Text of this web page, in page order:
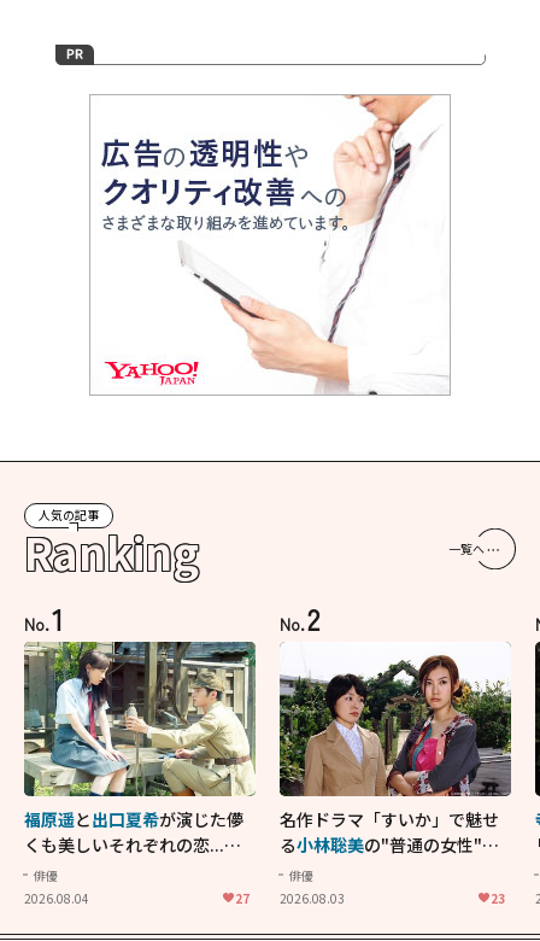
人気の記事
Ranking 一覧へ
No.1
福原遥と出口夏希が演じた儚
くも美しいそれぞれの恋...生
きることの尊さを教えてくれ
た映画「あの花が咲く丘で、
俳優
2026.08.04
27
No.2
名作ドラマ「すいか」で魅せ
る小林聡美の"普通の女性"が
大人に刺さる...映画「かもめ
食堂」にも通じる静かな芝居
俳優
2026.08.03
23